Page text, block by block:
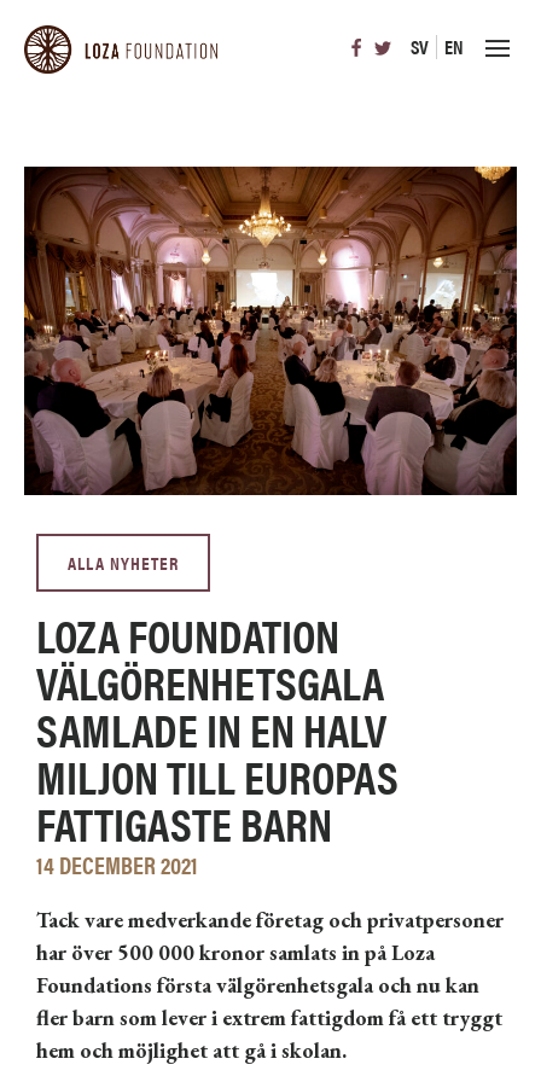
SV EN
ALLA NYHETER
LOZA FOUNDATION
VÄLGÖRENHETSGALA
SAMLADE IN EN HALV
MILJON TILL EUROPAS
FATTIGASTE BARN
14 DECEMBER 2021
Tack vare medverkande företag och privatpersoner
har över 500 000 kronor samlats in på Loza
Foundations första välgörenhetsgala och nu kan
fler barn som lever i extrem fattigdom få ett tryggt
hem och möjlighet att gå i skolan.